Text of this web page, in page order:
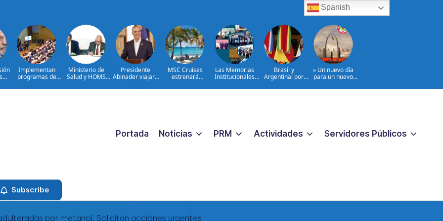
Implementan
programas de
huertos como
Ministerio de
Salud y HOMS
para fortalecer la
Presidente
Abinader viajará
participar en la
MSC Cruises
estrenará
Beach, un nuevo
Las Memorias
Institucionales
Brasil y
Argentina: por
importa
» Un nuevo día
para un nuevo
@PartidoPRSC
Portada Noticias PRM Actividades Servidores Públicos
Subscribe
Spanish